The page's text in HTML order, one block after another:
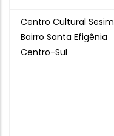
Centro Cultural
Bairro Santa Efigênia
Centro-Sul